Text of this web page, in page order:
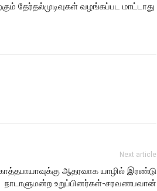
தேர்தல்முடிவுகள் வழங்கப்பட மாட்டாது
Next article
ஆதரவாக யாழில் இரண்டு
நாடாளுமன்ற உறுப்பினர்கள்-சரவணபவான்